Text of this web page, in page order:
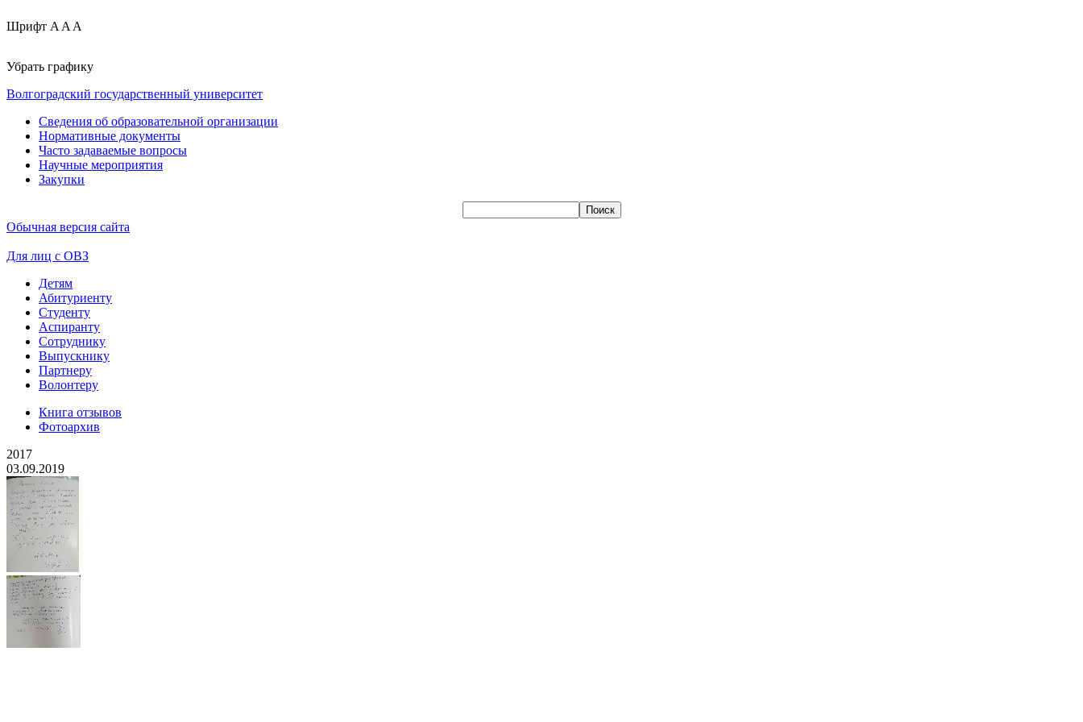
Шрифт A A A
Убрать графику
Волгоградский государственный университет
Сведения об образовательной организации
Нормативные документы
Часто задаваемые вопросы
Научные мероприятия
Закупки
Обычная версия сайта
Для лиц с ОВЗ
Детям
Абитуриенту
Студенту
Аспиранту
Сотруднику
Выпускнику
Партнеру
Волонтеру
Книга отзывов
Фотоархив
2017
03.09.2019